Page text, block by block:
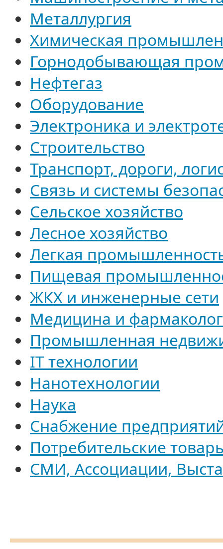
Металлургия
Химическая
Горнодобывающая
Нефтегаз
Оборудование
Электроника и
Строительство
Транспорт, дороги,
Связь и системы
Сельское хозяйство
Лесное хозяйство
Легкая
Пищевая
ЖКХ и инженерные сети
Медицина и
Промышленная
IT технологии
Нанотехнологии
Наука
Снабжение
Потребительские
СМИ, Ассоциации,